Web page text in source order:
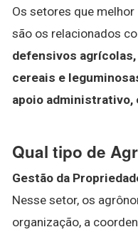
Os setores que
são os relacionados
defensivos
cereais e
apoio administrativo,
Qual tipo de
Gestão da
Nesse setor, os
organização, a